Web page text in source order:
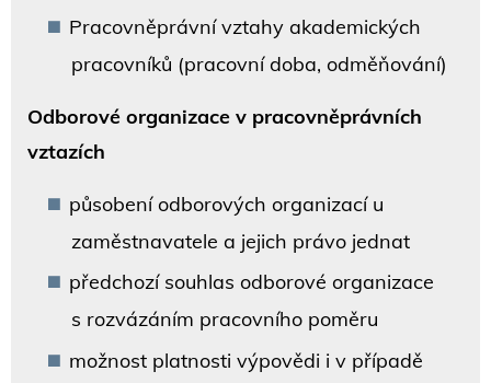
Pracovněprávní vztahy akademických
pracovníků (pracovní doba, odměňování)
Odborové organizace v pracovněprávních
vztazích
působení odborových organizací u
zaměstnavatele a jejich právo jednat
předchozí souhlas odborové organizace
s rozvázáním pracovního poměru
možnost platnosti výpovědi i v případě